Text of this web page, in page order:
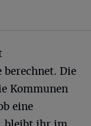
berechnet. Die
Kommunen
eine